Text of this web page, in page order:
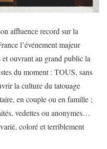
affluence record sur la
l’événement majeur
et ouvrant au grand public la
du moment : TOUS, sans
la culture du tatouage
en couple ou en famille ;
vedettes ou anonymes…
coloré et terriblement